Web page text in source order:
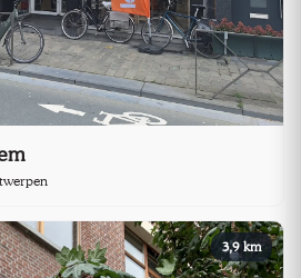
3,9 km